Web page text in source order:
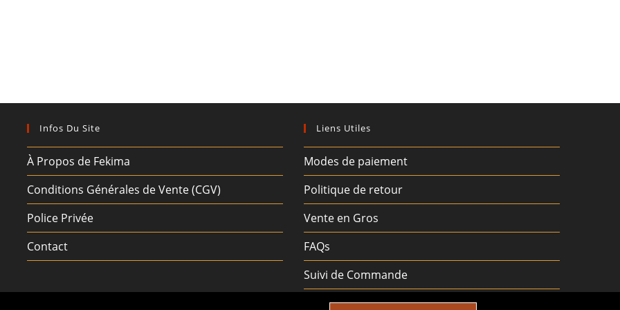
Infos Du Site
À Propos de Fekima
Conditions Générales de Vente (CGV)
Police Privée
Contact
Liens Utiles
Modes de paiement
Politique de retour
Vente en Gros
FAQs
Suivi de Commande